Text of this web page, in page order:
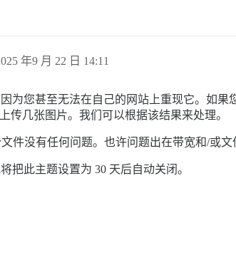
年9 月 22 日 14:11
为您甚至无法在自己的网站上重现它。如
传几张图片。我们可以根据该结果来处理。
件没有任何问题。也许问题出在带宽和/或
把此主题设置为 30 天后自动关闭。